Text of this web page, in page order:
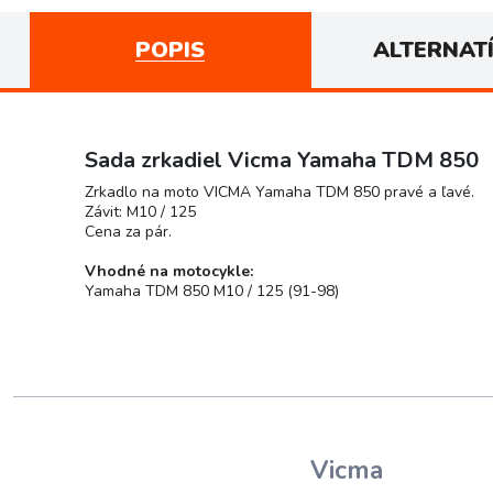
POPIS
Sada zrkadiel Vicma Yamaha TDM 850
Zrkadlo na moto VICMA Yamaha TDM 850 pravé a ľavé.
Závit: M10 / 125
Cena za pár.
Vhodné na motocykle:
Yamaha TDM 850 M10 / 125 (91-98)
Vicma